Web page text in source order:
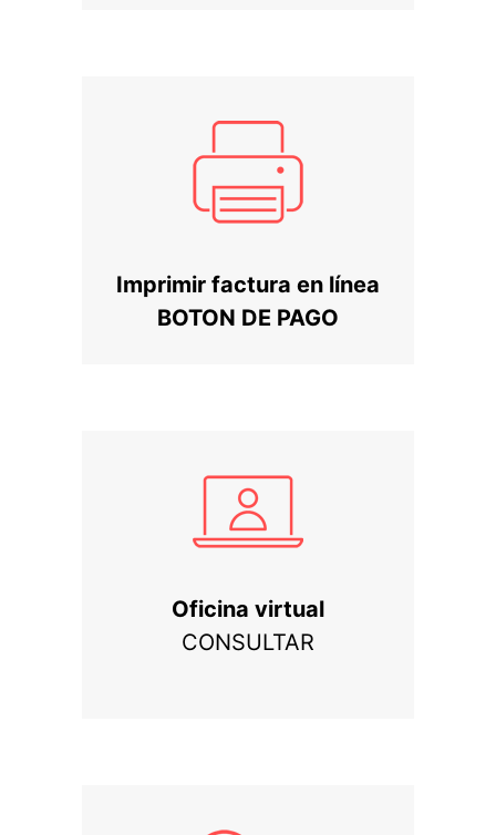
Imprimir factura en línea
BOTON DE PAGO
Oficina virtual
CONSULTAR